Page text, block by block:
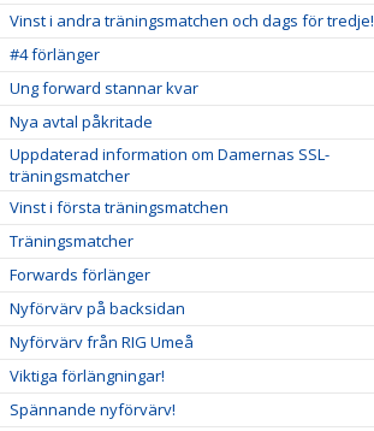
Vinst i andra träningsmatchen och dags för tredje!
#4 förlänger
Ung forward stannar kvar
Nya avtal påkritade
Uppdaterad information om Damernas SSL-
träningsmatcher
Vinst i första träningsmatchen
Träningsmatcher
Forwards förlänger
Nyförvärv på backsidan
Nyförvärv från RIG Umeå
Viktiga förlängningar!
Spännande nyförvärv!